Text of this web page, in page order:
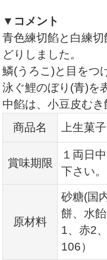
▼コメント
青色練切餡と白練
どりしました。
鱗(うろこ)と目をつ
泳ぐ鯉のぼり(青)を
中餡は、小豆皮むき
商品名
上生菓
賞味期限
１両日
下さい。
原材料
砂糖(国
餅、水
1、赤2
106）